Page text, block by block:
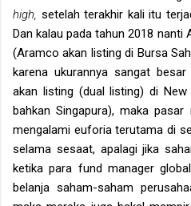
high, setelah terakhir kali itu
Dan kalau pada tahun 2018 nanti
(Aramco akan listing di Bursa
karena ukurannya sangat
akan listing (dual listing) di
bahkan Singapura), maka
mengalami euforia terutama di
selama sesaat, apalagi jika
ketika para fund manager
belanja saham-saham